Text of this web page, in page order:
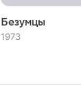
Безумцы
1973